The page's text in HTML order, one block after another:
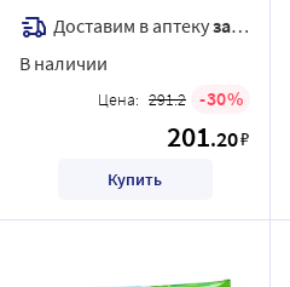
Доставим в аптекузавтра
В наличии
Цена: 291.2 30
201.20₽
Купить